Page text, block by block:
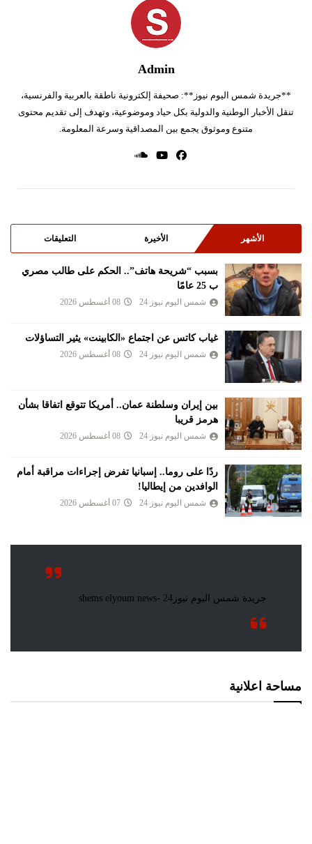
Admin
**جريدة شمس اليوم نيوز**: صحيفة إلكترونية ناطقة بالعربية والفرنسية،
تنقل الأخبار الوطنية والدولية بكل حياد وموضوعية، وتهدف إلى تقديم محتوى
متنوع وموثوق يجمع بين المصداقية وسرعة المعلومة.
الأشهر الأخيرة التعليقات
بسبب “شريحة هاتف”.. الحكم على طالب مصري
ب 25 عامًا
شمس اليوم نيوز 24 08 أغسطس 2026
غياب كاتس عن اجتماع «الكابينت» يثير التساؤلات
شمس اليوم نيوز 24 08 أغسطس 2026
بين إيران وسلطنة عمان.. أمريكا تتوقع اتفاقا بشأن
هرمز قريبا
شمس اليوم نيوز 24 08 أغسطس 2026
ردًا على روما.. إسبانيا تفرض إجراءات مراقبة أمام
الوافدين من إيطاليا!
شمس اليوم نيوز 24 07 أغسطس 2026
مساحة اعلانية